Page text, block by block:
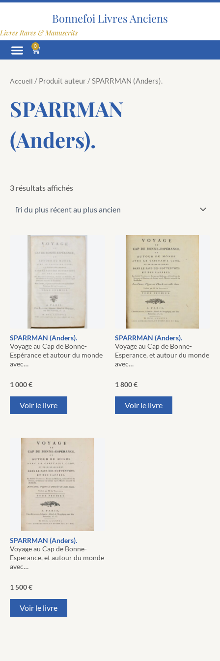
Aller
Bonnefoi Livres Anciens
Livres Rares & Manuscrits
0
Panier
Accueil / Produit auteur / SPARRMAN (Anders).
SPARRMAN
(Anders).
3 résultats affichés
Trié
plus
au
plus
SPARRMAN (Anders).
Voyage au Cap de Bonne-
Espérance et autour du monde
avec…
1 000€
Voir le livre
SPARRMAN (Anders).
Voyage au Cap de Bonne-
Esperance, et autour du monde
avec…
1 800€
Voir le livre
SPARRMAN (Anders).
Voyage au Cap de Bonne-
Esperance, et autour du monde
avec…
1 500€
Voir le livre